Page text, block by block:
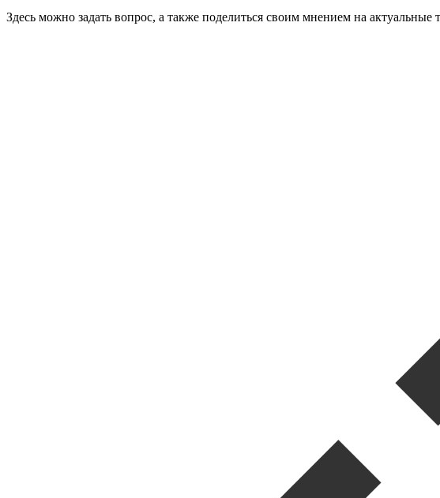
Здесь можно задать вопрос, а также поделиться своим мнением на актуальные